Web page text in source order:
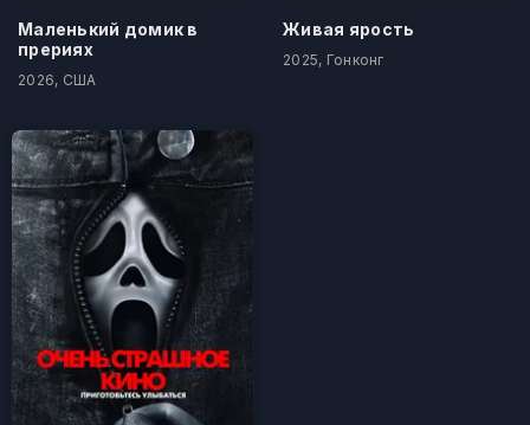
Маленький домик в
прериях
2026, США
Живая ярость
2025, Гонконг